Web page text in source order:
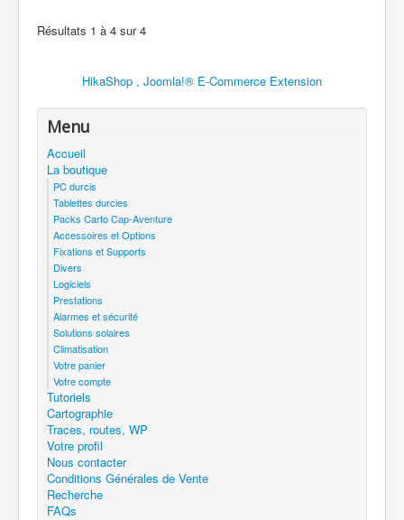
Résultats 1 à 4 sur 4
HikaShop , Joomla!® E-Commerce Extension
Menu
Accueil
La boutique
PC durcis
Tablettes durcies
Packs Carto Cap-Aventure
Accessoires et Options
Fixations et Supports
Divers
Logiciels
Prestations
Alarmes et sécurité
Solutions solaires
Climatisation
Votre panier
Votre compte
Tutoriels
Cartographie
Traces, routes, WP
Votre profil
Nous contacter
Conditions Générales de Vente
Recherche
FAQs